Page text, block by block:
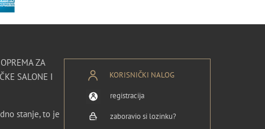
ZA
SALONE I
stanje, to je
KORISNIČKI NALOG
registracija
zaboravio si lozinku?